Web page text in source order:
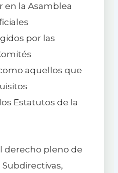
en la Asamblea
por las
aquellos que
Estatutos de la
derecho pleno de